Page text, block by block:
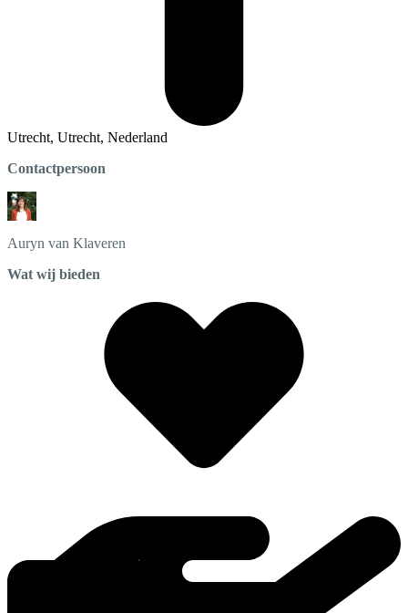
Utrecht, Utrecht, Nederland
Contactpersoon
Auryn van Klaveren
Wat wij bieden